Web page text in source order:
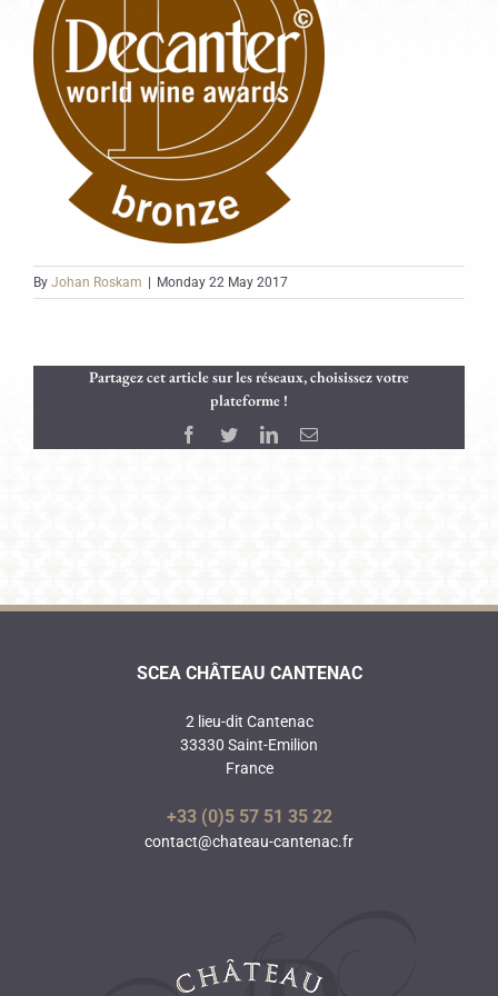
By Johan Roskam Monday 22 May 2017
Partagez cet article sur les réseaux, choisissez votre
plateforme !
Facebook
TwitterLinkedInEmail
SCEA CHÂTEAU CANTENAC
2 lieu-dit Cantenac
33330 Saint-Emilion
France
+33 (0)5 57 51 35 22
contact@chateau-cantenac.fr